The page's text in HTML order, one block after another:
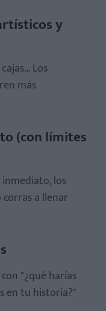
y
Los
más
(con límites
los
a llenar
"¿qué harías
en tu historia?"